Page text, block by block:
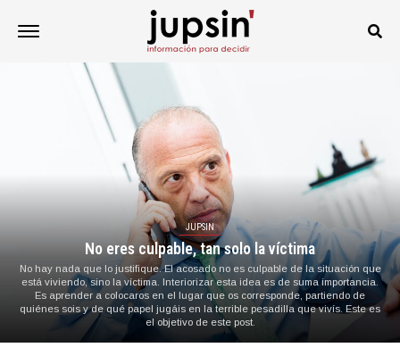
JUPSIN
No eres culpable, tan solo la víctima
No hay nada que lo justifique. El acosado no es culpable de la situación que
está viviendo, sino la víctima. Interiorizar esta idea es de suma importancia.
Es aprender a colocaros en el lugar que os corresponde, partiendo de
quiénes sois y de qué papel jugáis en la terrible pesadilla que vivís. Este es
el objetivo de este post.